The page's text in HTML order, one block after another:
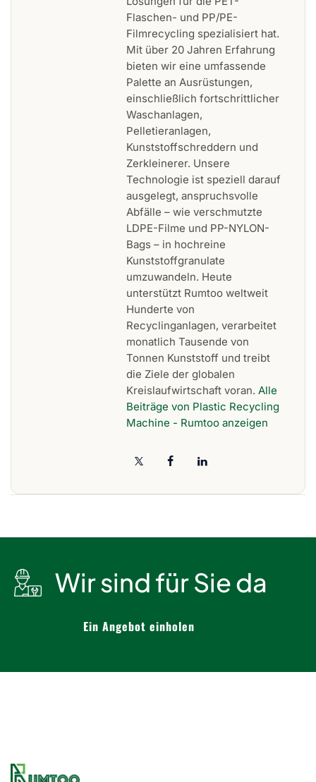
Flaschen- und PP/PE-
Filmrecycling spezialisiert hat.
Mit über 20 Jahren Erfahrung
bieten wir eine umfassende
Palette an Ausrüstungen,
einschließlich fortschrittlicher
Waschanlagen,
Pelletieranlagen,
Kunststoffschreddern und
Zerkleinerer. Unsere
Technologie ist speziell darauf
ausgelegt, anspruchsvolle
Abfälle – wie verschmutzte
LDPE-Filme und PP-NYLON-
Bags – in hochreine
Kunststoffgranulate
umzuwandeln. Heute
unterstützt Rumtoo weltweit
Hunderte von
Recyclinganlagen, verarbeitet
monatlich Tausende von
Tonnen Kunststoff und treibt
die Ziele der globalen
Kreislaufwirtschaft voran. Alle
Beiträge von Plastic Recycling
Machine - Rumtoo anzeigen
Wir sind für Sie da
Ein Angebot einholen